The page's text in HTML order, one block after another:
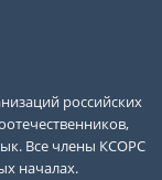
российских
Все члены КСОРС
началах.